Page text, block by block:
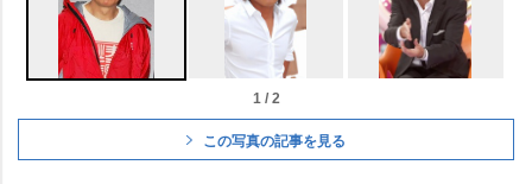
1 / 2
この写真の記事を見る